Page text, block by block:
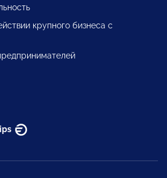
крупного бизнеса с